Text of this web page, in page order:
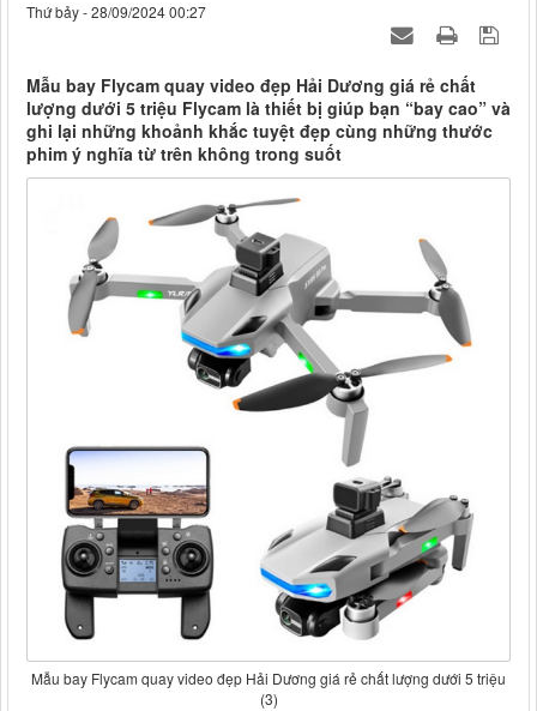
Thứ bảy - 28/09/2024 00:27
Mẫu bay Flycam quay video đẹp Hải Dương giá rẻ chất
lượng dưới 5 triệu Flycam là thiết bị giúp bạn “bay cao” và
ghi lại những khoảnh khắc tuyệt đẹp cùng những thước
phim ý nghĩa từ trên không trong suốt
Mẫu bay Flycam quay video đẹp Hải Dương giá rẻ chất lượng dưới 5 triệu
(3)